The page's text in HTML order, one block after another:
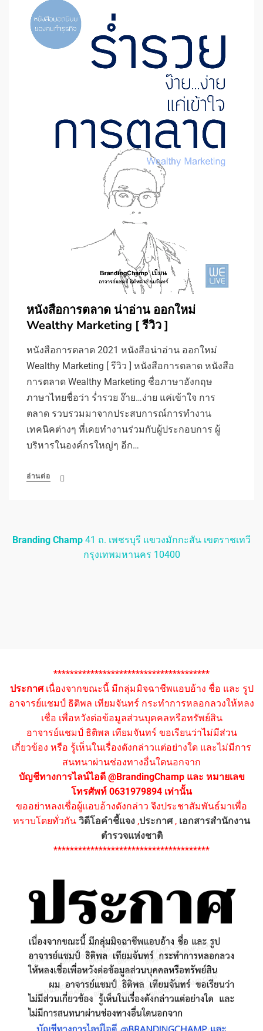
หนังสือการตลาด น่าอ่าน ออกใหม่
Wealthy Marketing [ รีวิว ]
หนังสือการตลาด 2021 หนังสือน่าอ่าน ออกใหม่
Wealthy Marketing [ รีวิว ] หนังสือการตลาด หนังสือ
การตลาด Wealthy Marketing ชื่อภาษาอังกฤษ
ภาษาไทยชื่อว่า ร่ำรวย ง๊าย…ง่าย แค่เข้าใจ การ
ตลาด รวบรวมมาจากประสบการณ์การทำงาน
เทคนิคต่างๆ ที่เคยทำงานร่วมกับผู้ประกอบการ ผู้
บริหารในองค์กรใหญ่ๆ อีก…
อ่านต่อ
Branding Champ 41 ถ. เพชรบุรี แขวงมักกะสัน เขตราชเทวี
กรุงเทพมหานคร 10400
**************************************
ประกาศเนื่องจากขณะนี้ มีกลุ่มมิจฉาชีพแอบอ้าง ชื่อ และ รูป
อาจารย์แชมป์ ธิติพล เทียมจันทร์ กระทำการหลอกลวงให้หลง
เชื่อ เพื่อหวังต่อข้อมูลส่วนบุคคลหรือทรัพย์สิน
อาจารย์แชมป์ ธิติพล เทียมจันทร์ ขอเรียนว่าไม่มีส่วน
เกี่ยวข้อง หรือ รู้เห็นในเรื่องดังกล่าวแต่อย่างใด และไม่มีการ
สนทนาผ่านช่องทางอื่นใดนอกจาก
บัญชีทางการไลน์ไอดี @BrandingChamp และ หมายเลข
โทรศัพท์ 0631979894 เท่านั้น
ขออย่าหลงเชื่อผู้แอบอ้างดังกล่าว จึงประชาสัมพันธ์มาเพื่อ
ทราบโดยทั่วกัน วิดีโอคำชี้แจง ,ประกาศ, เอกสารสำนักงาน
ตำรวจแห่งชาติ
**************************************